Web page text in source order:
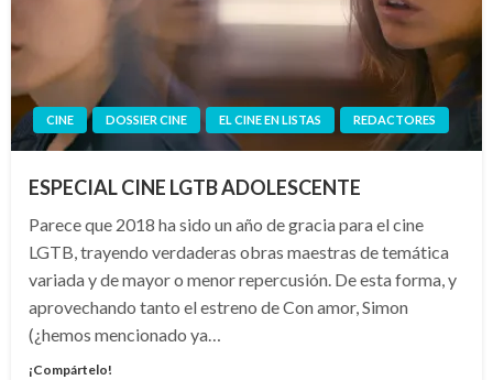
CINE DOSSIER CINE EL CINE EN LISTAS REDACTORES
ESPECIAL CINE LGTB ADOLESCENTE
Parece que 2018 ha sido un año de gracia para el cine
LGTB, trayendo verdaderas obras maestras de temática
variada y de mayor o menor repercusión. De esta forma, y
aprovechando tanto el estreno de Con amor, Simon
(¿hemos mencionado ya…
¡Compártelo!